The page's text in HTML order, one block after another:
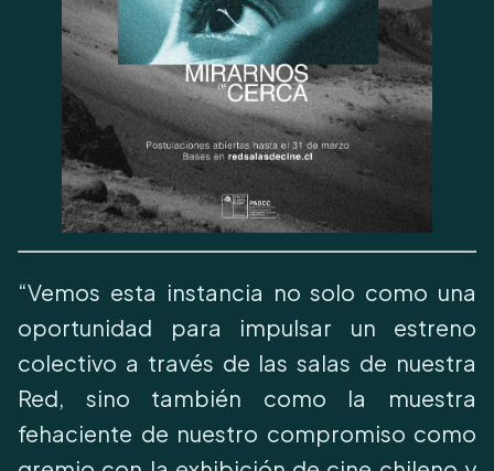
“Vemos esta instancia no solo como una
oportunidad para impulsar un estreno
colectivo a través de las salas de nuestra
Red, sino también como la muestra
fehaciente de nuestro compromiso como